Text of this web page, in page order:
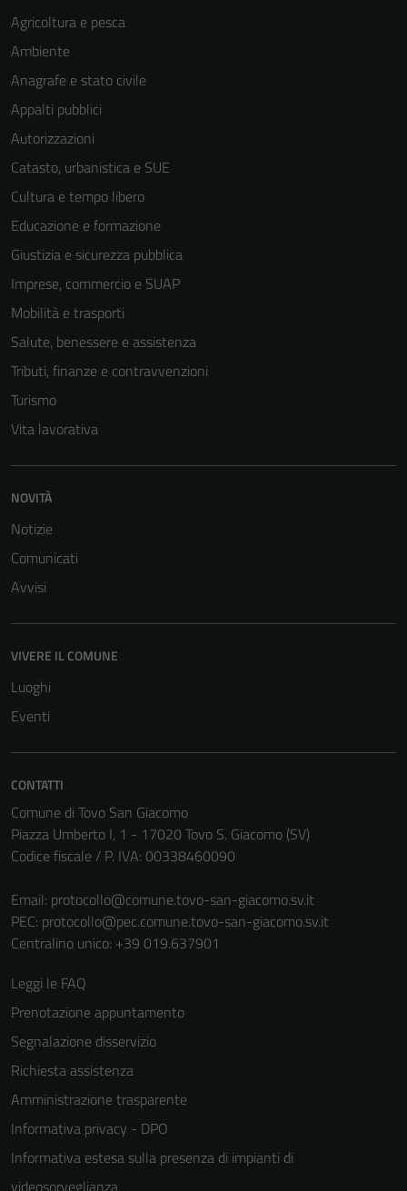
Agricoltura e pesca
Ambiente
Anagrafe e stato civile
Appalti pubblici
Autorizzazioni
Catasto, urbanistica e SUE
Cultura e tempo libero
Educazione e formazione
Giustizia e sicurezza pubblica
Imprese, commercio e SUAP
Mobilità e trasporti
Salute, benessere e assistenza
Tributi, finanze e contravvenzioni
Turismo
Vita lavorativa
NOVITÀ
Notizie
Comunicati
Avvisi
VIVERE IL COMUNE
Luoghi
Eventi
CONTATTI
Comune di Tovo San Giacomo
Piazza Umberto I, 1 - 17020 Tovo S. Giacomo (SV)
Codice fiscale / P. IVA: 00338460090
Email: protocollo@comune.tovo-san-giacomo.sv.it
PEC: protocollo@pec.comune.tovo-san-giacomo.sv.it
Centralino unico: +39 019.637901
Leggi le FAQ
Prenotazione appuntamento
Segnalazione disservizio
Richiesta assistenza
Amministrazione trasparente
Informativa privacy - DPO
Informativa estesa sulla presenza di impianti di
videosorveglianza
disabilitati.
personali.